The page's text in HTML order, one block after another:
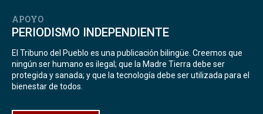
APOYO
PERIODISMO INDEPENDIENTE
El Tribuno del Pueblo es una publicación bilingüe. Creemos que
ningún ser humano es ilegal; que la Madre Tierra debe ser
protegida y sanada; y que la tecnología debe ser utilizada para el
bienestar de todos.